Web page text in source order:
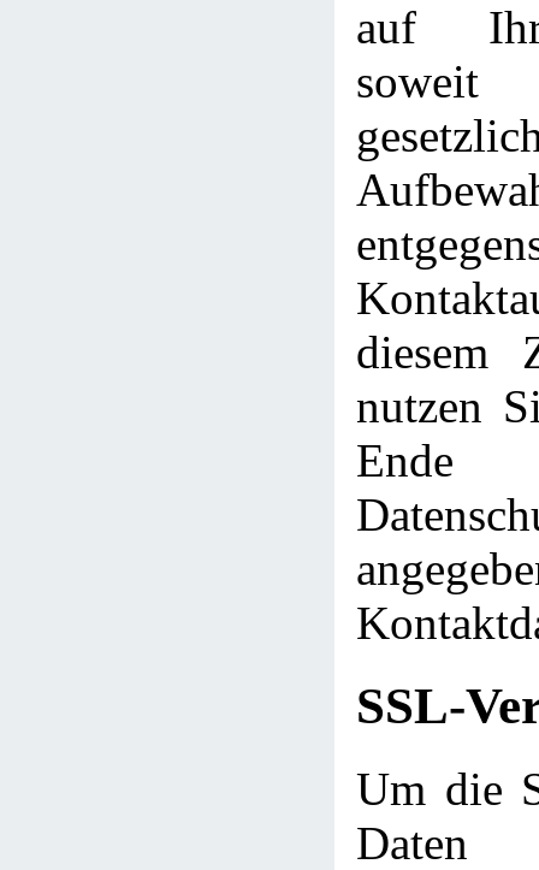
auf
diesem
nutzen
SSL-
Um die